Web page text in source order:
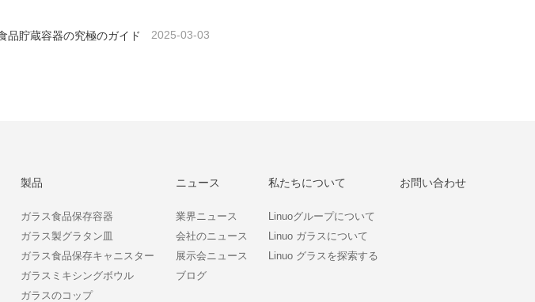
品貯蔵容器の究極のガイド 2025-03-03
製品
ガラス食品保存容器
ガラス製グラタン皿
ガラス食品保存キャニスター
ガラスミキシングボウル
ガラスのコップ
ニュース
業界ニュース
会社のニュース
展示会ニュース
ブログ
私たちについて
Linuoグループについて
Linuo ガラスについて
Linuo グラスを探索する
お問い合わせ